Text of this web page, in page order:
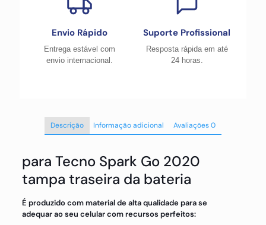
Envio Rápido
Entrega estável com
envio internacional.
Suporte Profissional
Resposta rápida em até
24 horas.
Descrição Informação adicional Avaliações0
para Tecno Spark Go 2020
tampa traseira da bateria
É produzido com material de alta qualidade para se
adequar ao seu celular com recursos perfeitos: